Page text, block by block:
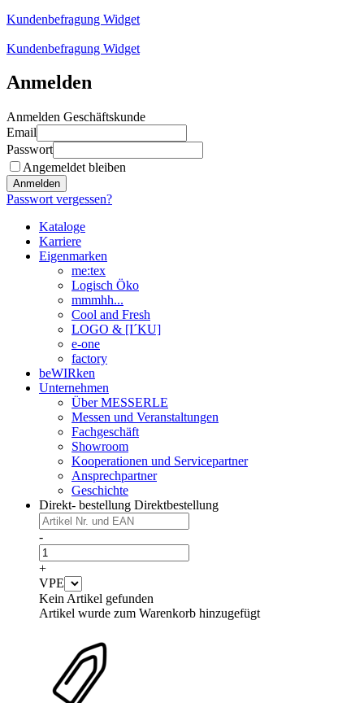
Kundenbefragung Widget
Kundenbefragung Widget
Anmelden
Anmelden Geschäftskunde
Email
Passwort
Angemeldet bleiben
Anmelden
Passwort vergessen?
Kataloge
Karriere
Eigenmarken
me:tex
Logisch Öko
mmmhh...
Cool and Fresh
LOGO & [I´KU]
e-one
factory
beWIRken
Unternehmen
Über MESSERLE
Messen und Veranstaltungen
Fachgeschäft
Showroom
Kooperationen und Servicepartner
Ansprechpartner
Geschichte
Direkt- bestellung Direktbestellung
-
+
VPE
Kein Artikel gefunden
Artikel wurde zum Warenkorb hinzugefügt